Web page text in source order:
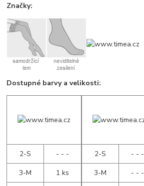
Značky:
Dostupné barvy a velikosti:
2-S
- - -
3-M
1 ks
2-S
- - -
3-M
- - -